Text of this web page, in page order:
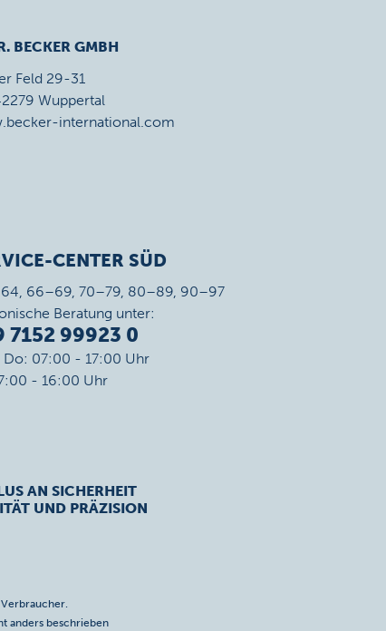
BECKER GMBH
Feld 29-31
Wuppertal
international.com
CENTER SÜD
64, 66–69, 70–79, 80–89, 90–97
Beratung unter:
7152 99923 0
07:00 - 17:00 Uhr
- 16:00 Uhr
AN SICHERHEIT
UND PRÄZISION
anders beschrieben